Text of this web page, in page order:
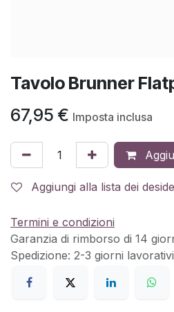
Tavolo Brunner
67,95 € Imposta inclusa
Aggiungi alla lista dei
Termini e condizioni
Garanzia di rimborso di 14
Spedizione: 2-3 giorni lavorativi